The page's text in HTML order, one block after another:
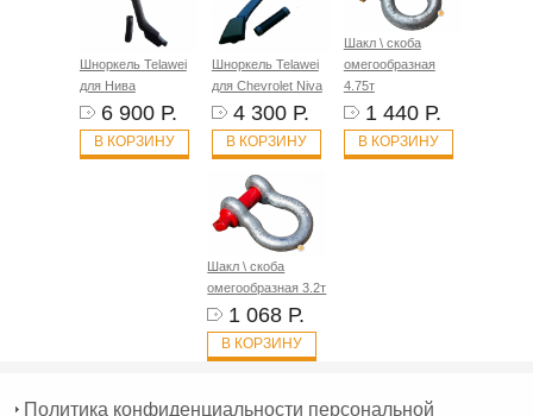
Шноркель Telawei
для Нива
6 900 Р.
В КОРЗИНУ
Шноркель Telawei
для Chevrolet Niva
4 300 Р.
В КОРЗИНУ
Шакл \ скоба
омегообразная
4.75т
1 440 Р.
В КОРЗИНУ
Шакл \ скоба
омегообразная 3.2т
1 068 Р.
В КОРЗИНУ
Политика конфиденциальности персональной